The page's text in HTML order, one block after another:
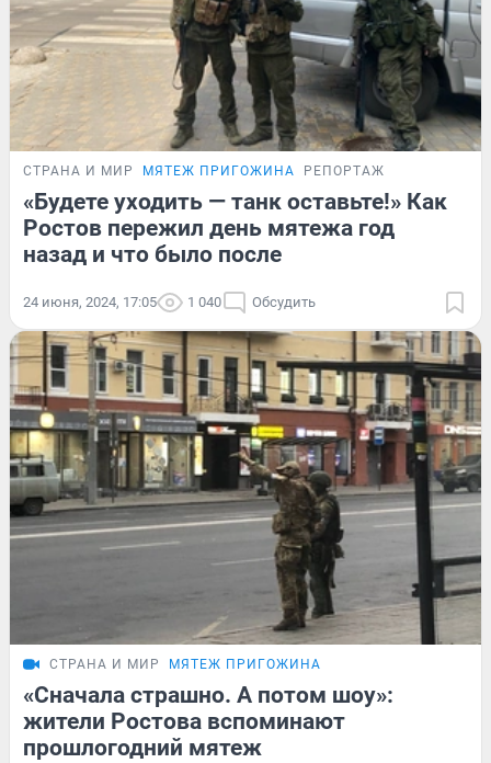
СТРАНА И МИР МЯТЕЖ ПРИГОЖИНА РЕПОРТАЖ
«Будете уходить — танк оставьте!» Как
Ростов пережил день мятежа год
назад и что было после
24 июня, 2024, 17:05 1 040 Обсудить
СТРАНА И МИР МЯТЕЖ ПРИГОЖИНА
«Сначала страшно. А потом шоу»:
жители Ростова вспоминают
прошлогодний мятеж